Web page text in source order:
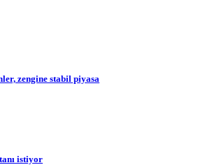
zengine stabil piyasa
istiyor